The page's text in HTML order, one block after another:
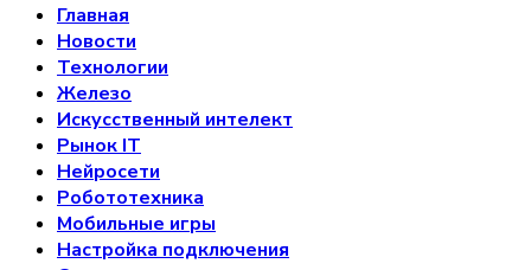
Главная
Новости
Технологии
Железо
Искусственный интелект
Рынок IT
Нейросети
Робототехника
Мобильные игры
Настройка подключения